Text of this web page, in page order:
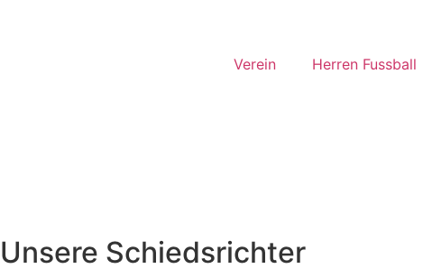
Verein Herren Fussball
Unsere Schiedsrichter